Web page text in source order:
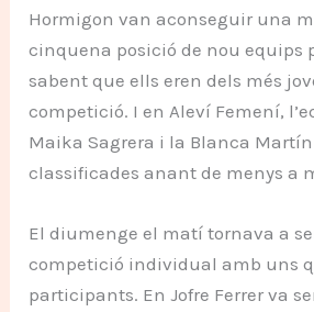
Hormigon van aconseguir una
cinquena posició de nou equips
sabent que ells eren dels més
competició. I en Aleví Femení,
Maika Sagrera i la Blanca
classificades anant de menys a
El diumenge el matí tornava a
competició individual amb uns
participants. En Jofre Ferrer va